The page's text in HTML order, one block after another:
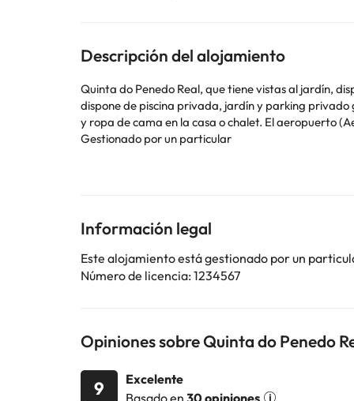
Descripción del alojamiento
Quinta do Penedo Real, que tiene vistas al jardín,
dispone de piscina privada, jardín y parking privado gratis. La casa o chalet tiene terraza, 2 dormitorios, sala de estar y cocina bien equipada con nevera
y ropa de cama en la
Gestionado por un particular
Información legal
Este alojamiento está gestionado por un
Número de licencia: 1234567
Opiniones sobre Quinta do Penedo
9
Excelente
Basado en 30 opiniones